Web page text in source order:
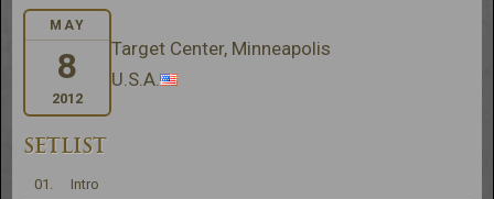
MAY
8
2012
Target Center, Minneapolis
U.S.A.
SETLIST
01.
Intro